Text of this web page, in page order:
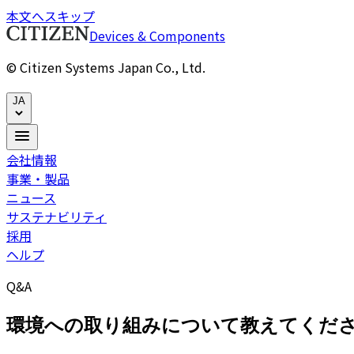
本文へスキップ
Devices & Components
© Citizen Systems Japan Co., Ltd.
JA
会社情報
事業・製品
ニュース
サステナビリティ
採用
ヘルプ
Q&A
環境への取り組みについて教えてくだ